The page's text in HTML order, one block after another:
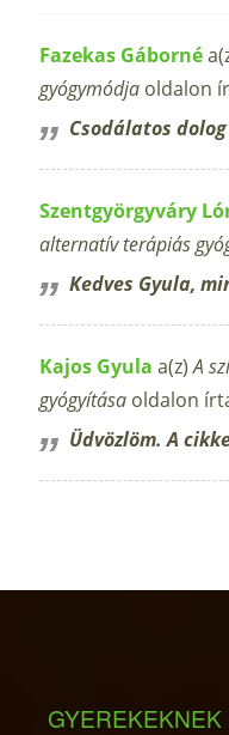
Fazekas Gáborné
gyógymódja oldalon
Csodálatos
Szentgyörgyváry
alternatív terápiás
Kedves Gyula,
Kajos Gyula a(z)A
gyógyítása oldalon
Üdvözlöm. A
GYEREKEKNEK